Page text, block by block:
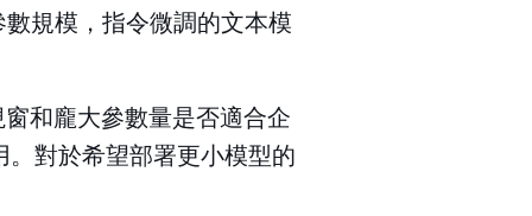
規模，指令微調的文本模
和龐大參數量是否適合企
對於希望部署更小模型的